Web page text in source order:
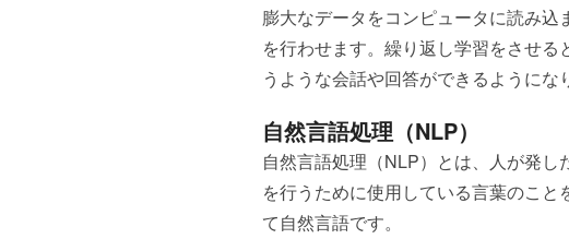
膨大なデータをコンピュータに読み
を行わせます。繰り返し学習をさせ
うような会話や回答ができるようにな
自然言語処理（NLP）
自然言語処理（NLP）とは、人が発
を行うために使用している言葉のこ
て自然言語です。